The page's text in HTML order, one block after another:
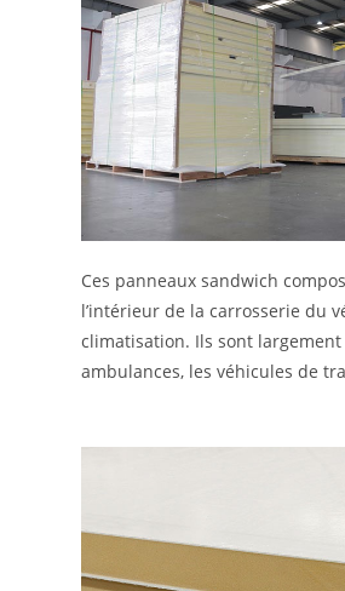
Ces panneaux sandwich
l’intérieur de la carrosserie du
climatisation. Ils sont
ambulances, les véhicules de